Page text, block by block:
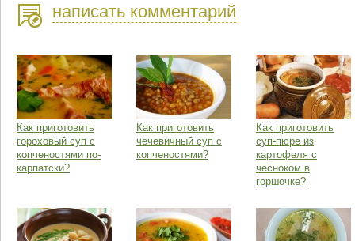
написать комментарий
Как приготовить
гороховый суп с
копченостями по-
карпатски?
Как приготовить
чечевичный суп с
копченостями?
Как приготовить
суп-пюре из
картофеля с
чесноком в
горшочке?